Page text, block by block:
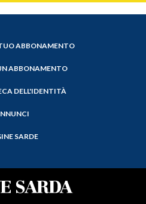
ABBONAMENTO
ABBONAMENTO
DELL'IDENTITÀ
SARDE